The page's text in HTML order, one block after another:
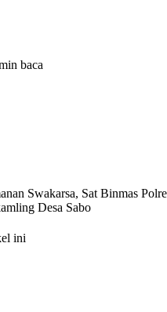
baca
Swakarsa, Sat Binmas
Desa Sabo
ini